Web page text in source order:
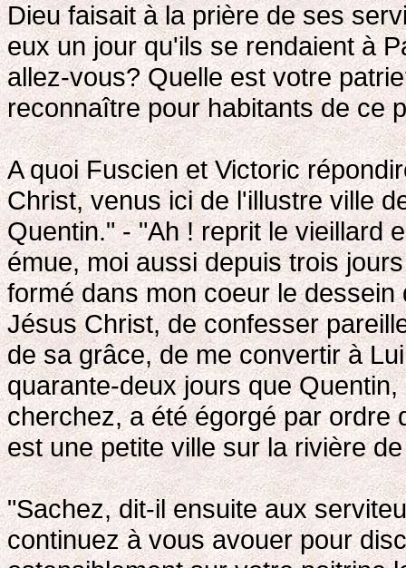
Dieu faisait à la prière de ses
eux un jour qu'ils se rendaient à
allez-vous? Quelle est votre
reconnaître pour habitants de ce
A quoi Fuscien et Victoric
Christ, venus ici de l'illustre ville
Quentin." - "Ah ! reprit le vieillard
émue, moi aussi depuis trois
formé dans mon coeur le
Jésus Christ, de confesser
de sa grâce, de me convertir à
quarante-deux jours que
cherchez, a été égorgé par ordre
est une petite ville sur la rivière
"Sachez, dit-il ensuite aux
continuez à vous avouer pour